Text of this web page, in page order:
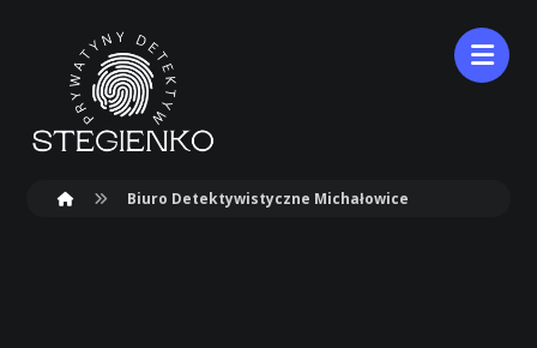
Biuro Detektywistyczne Michałowice